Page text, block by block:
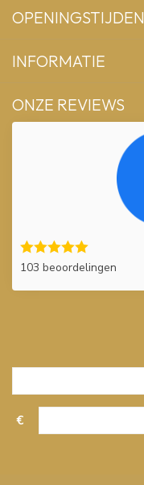
OPENINGSTIJDEN
INFORMATIE
ONZE REVIEWS
103 beoordelingen
€